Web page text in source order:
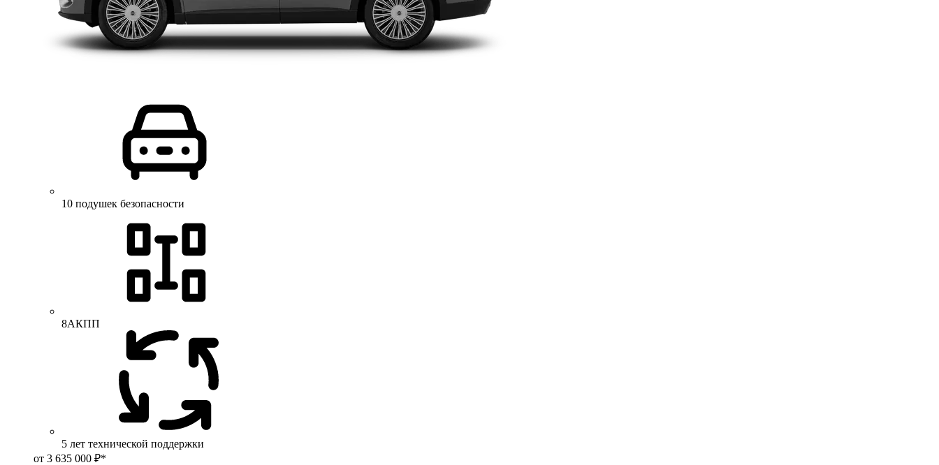
10 подушек безопасности
8АКПП
5 лет технической поддержки
от 3 635 000 ₽*